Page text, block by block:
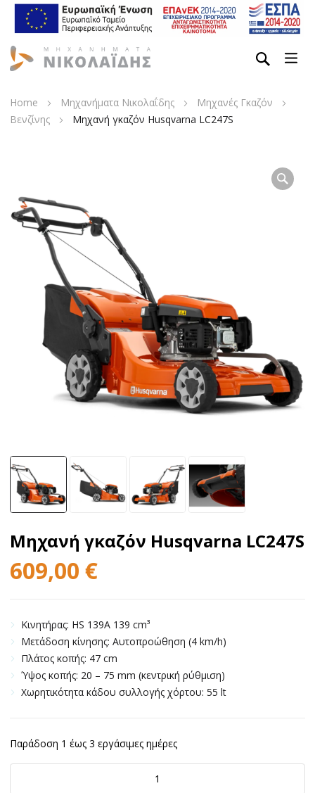
Home Μηχανήματα Νικολαΐδης
Μηχανές Γκαζόν
Βενζίνης
Μηχανή γκαζόν Husqvarna LC247S
Μηχανή γκαζόν Husqvarna LC247S
609,00 €
Kινητήρας: HS 139A 139 cm³
Mετάδοση κίνησης: Αυτοπροώθηση (4 km/h)
Πλάτος κοπής: 47 cm
Ύψος κοπής: 20 – 75 mm (κεντρική ρύθμιση)
Xωρητικότητα κάδου συλλογής χόρτου: 55 lt
Παράδοση 1 έως 3 εργάσιμες ημέρες